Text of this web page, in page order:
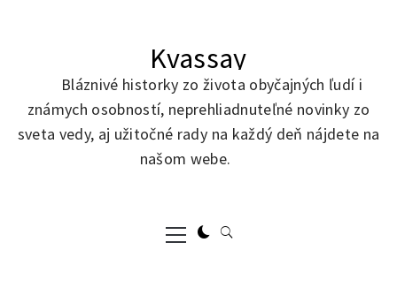
Kvassay
Bláznivé historky zo života obyčajných ľudí i
známych osobností, neprehliadnuteľné novinky zo
sveta vedy, aj užitočné rady na každý deň nájdete na
našom webe.
Primary
Menu